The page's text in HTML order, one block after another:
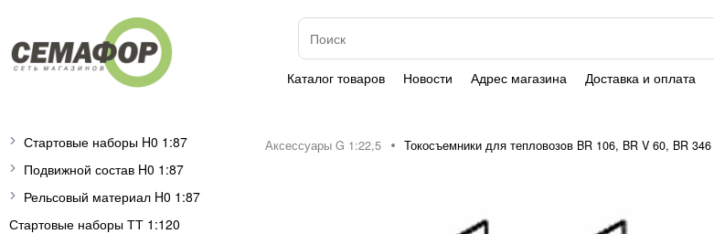
Каталог товаров Новости Адрес магазина Доставка и оплата
Стартовые наборы H0 1:87
Подвижной состав H0 1:87
Рельсовый материал H0 1:87
Стартовые наборы ТТ 1:120
Аксессуары G 1:22,5 Токосъемники для тепловозoв BR 106, BR V 60, BR 346